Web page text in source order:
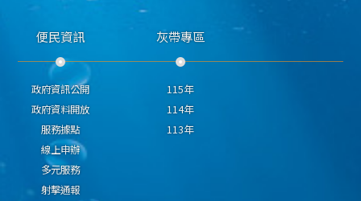
便民資訊
政府資訊公開
政府資料開放
服務據點
線上申辦
多元服務
射擊通報
灰帶專區
115年
114年
113年